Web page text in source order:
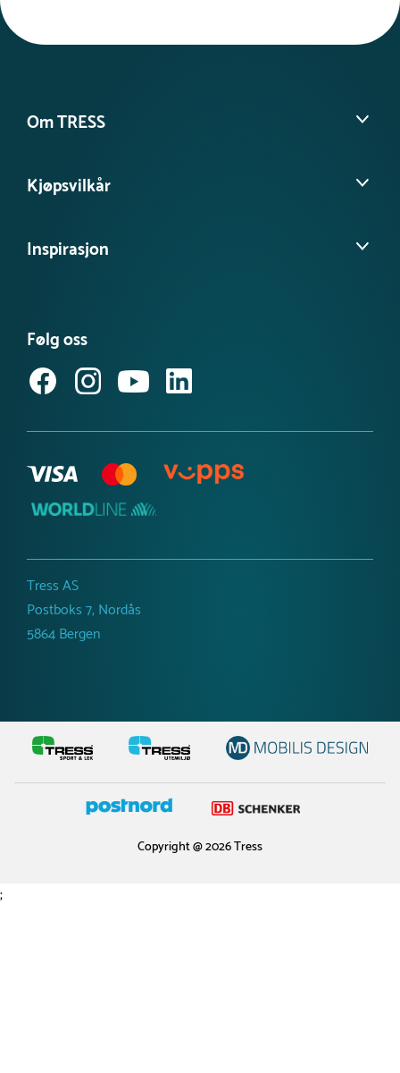
Om TRESS
Kontakt kundeservice
Tilgjengelighetserklæring
Kjøpsvilkår
Personvernerklæring
Inspirasjon
Referanseprosjekt
Inspirasjon og guider
Produktnyheter
Følg oss
Tress AS
Postboks 7, Nordås
5864 Bergen
Copyright @ 2026 Tress
;